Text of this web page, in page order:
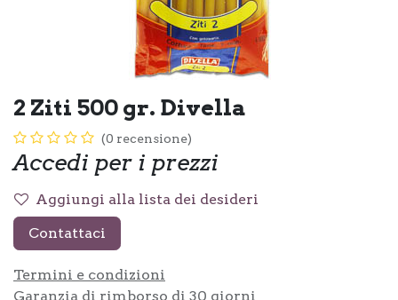
2 Ziti 500 gr. Divella
(0 recensione)
Accedi per i prezzi
Aggiungi alla lista dei desideri
Contattaci
Termini e condizioni
Garanzia di rimborso di 30 giorni